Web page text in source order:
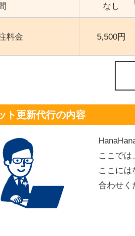
なし
料金 5,500円
ト更新代行の内容
ここで
ここに
合わせく